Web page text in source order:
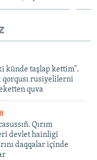
künde taşlap kettim".
rusiyelilerni
quva
Qırım
devlet hainligi
daqqalar içinde